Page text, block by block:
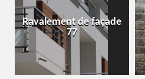
Ravalement de façade
77